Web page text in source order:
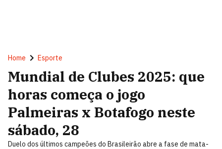
Home Esporte
Mundial de Clubes 2025: que
horas começa o jogo
Palmeiras x Botafogo neste
sábado, 28
Duelo dos últimos campeões do Brasileirão abre a fase de mata-